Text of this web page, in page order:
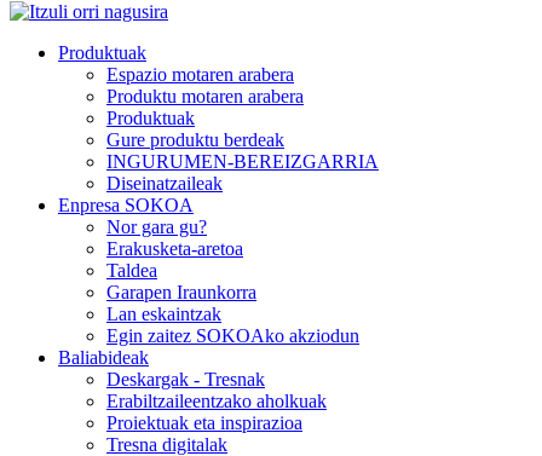
Produktuak
Espazio motaren arabera
Produktu motaren arabera
Produktuak
Gure produktu berdeak
INGURUMEN-BEREIZGARRIA
Diseinatzaileak
Enpresa SOKOA
Nor gara gu?
Erakusketa-aretoa
Taldea
Garapen Iraunkorra
Lan eskaintzak
Egin zaitez SOKOAko akziodun
Baliabideak
Deskargak - Tresnak
Erabiltzaileentzako aholkuak
Proiektuak eta inspirazioa
Tresna digitalak